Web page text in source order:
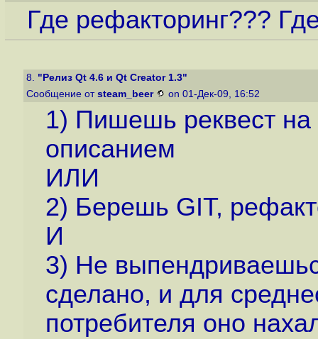
Где рефакторинг???
8. "Релиз Qt 4.6 и Qt Creator 1.3"
Сообщение от steam_beer on 01-Дек-09, 16:52
1) Пишешь реквест
описанием
ИЛИ
2) Берешь GIT,
И
3) Не
сделано, и для
потребителя оно